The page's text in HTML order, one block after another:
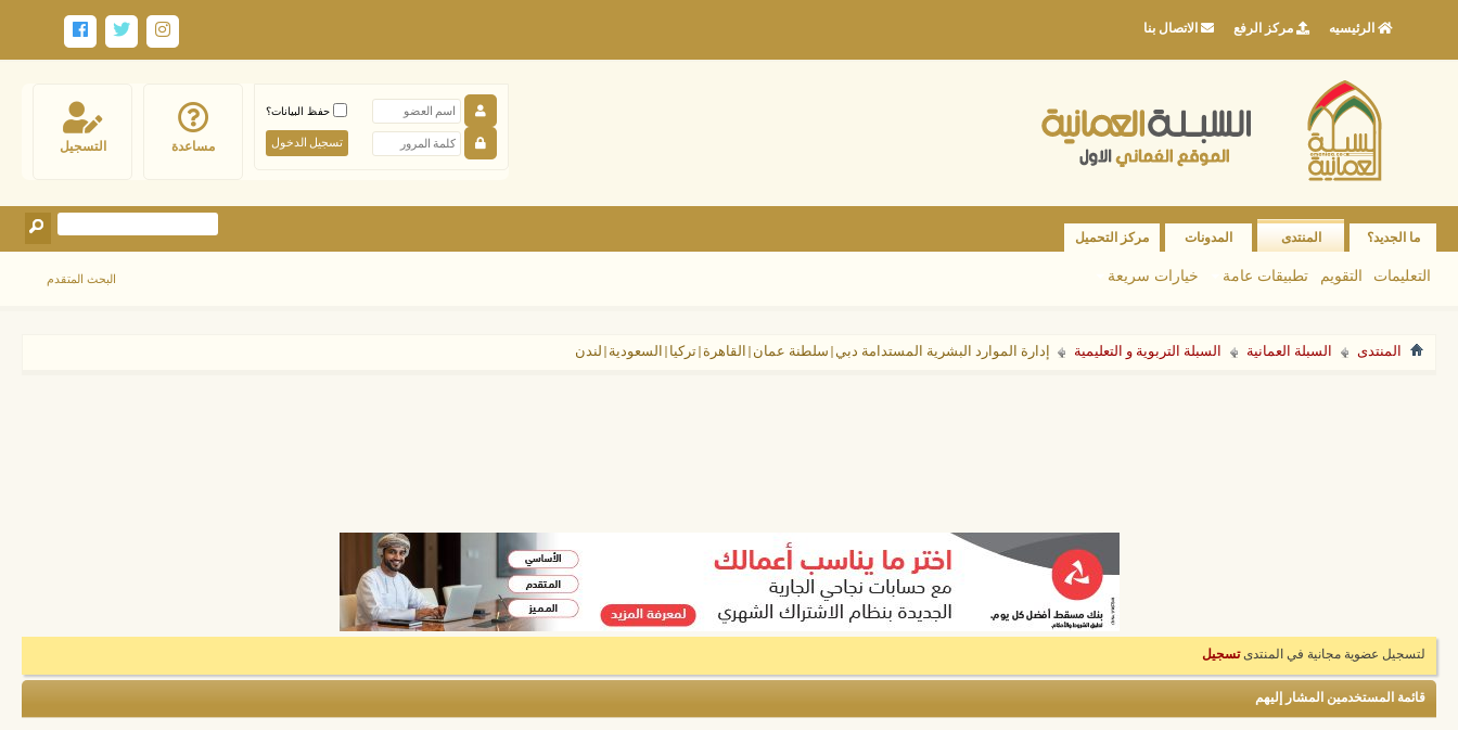
الرئيسيه مركز الرفع الاتصال بنا
التسجيل مساعدة
حفظ البيانات؟
ما الجديد؟ المنتدى
التعليمات التقويم تطبيقات عامة خيارات سريعة
المدونات مركز التحميل
البحث المتقدم
المنتدى السبلة العمانية السبلة التربوية و التعليمية إدارة الموارد البشرية المستدامة دبي|سلطنة عمان|القاهرة|تركيا|السعودية|لندن
لتسجيل عضوية مجانية في المنتدىتسجيل
قائمة المستخدمين المشار إليهم